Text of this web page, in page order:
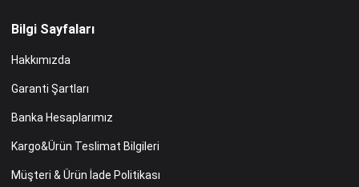
Bilgi Sayfaları
Hakkımızda
Garanti Şartları
Banka Hesaplarımız
Kargo&Ürün Teslimat Bilgileri
Müşteri & Ürün İade Politikası